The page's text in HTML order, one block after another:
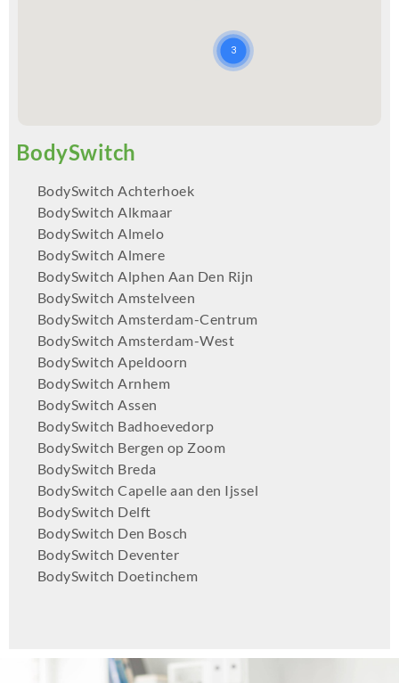
BodySwitch Achterhoek
BodySwitch Alkmaar
BodySwitch Almelo
BodySwitch Almere
BodySwitch Alphen Aan Den Rijn
BodySwitch Amstelveen
BodySwitch Amsterdam-Centrum
BodySwitch Amsterdam-West
BodySwitch Apeldoorn
BodySwitch Arnhem
BodySwitch Assen
BodySwitch Badhoevedorp
BodySwitch Bergen op Zoom
BodySwitch Breda
BodySwitch Capelle aan den Ijssel
BodySwitch Delft
BodySwitch Den Bosch
BodySwitch Deventer
BodySwitch Doetinchem
BodySwitch Emmen